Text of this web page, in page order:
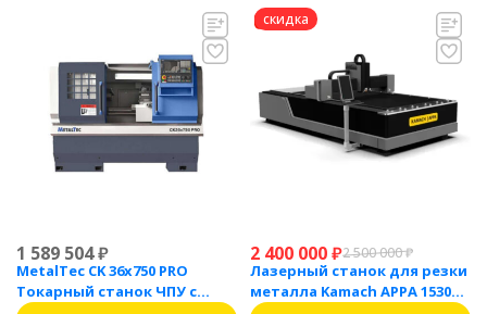
1 589 504₽
MetalTec CK 36x750 PRO
Токарный станок ЧПУ с
скидка
2 400 000₽2 500 000₽
Лазерный станок для резки
металла Kamach APPA 1530